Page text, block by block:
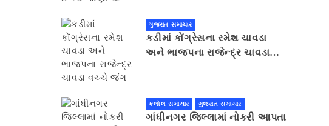
ગુજરાત સમાચાર
કડીમાં કોંગ્રેસના રમેશ ચાવડા
અને ભાજપના રાજેન્દ્ર ચાવડા
કલોલ સમાચાર ગુજરાત સમાચાર
ગાંધીનગર જિલ્લામાં નોકરી આપતા